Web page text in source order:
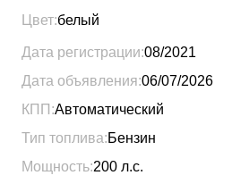
Цвет:белый
Дата регистрации:08/2021
Дата объявления:06/07/2026
КПП:Автоматический
Тип топлива:Бензин
Мощность:200 л.с.